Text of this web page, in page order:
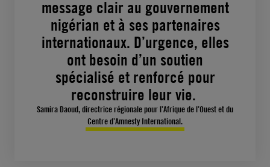
message clair au gouvernement
nigérian et à ses partenaires
internationaux. D’urgence, elles
ont besoin d’un soutien
spécialisé et renforcé pour
reconstruire leur vie.
Samira Daoud, directrice régionale pour l’Afrique de l’Ouest et du
Centre d’Amnesty International.